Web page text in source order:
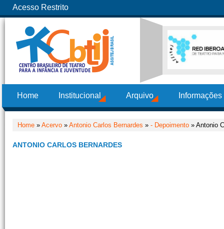
Acesso Restrito
Home Institucional Arquivo
Home » Acervo » Antonio Carlos Bernardes » - Depoimento » Antonio
ANTONIO CARLOS BERNARDES